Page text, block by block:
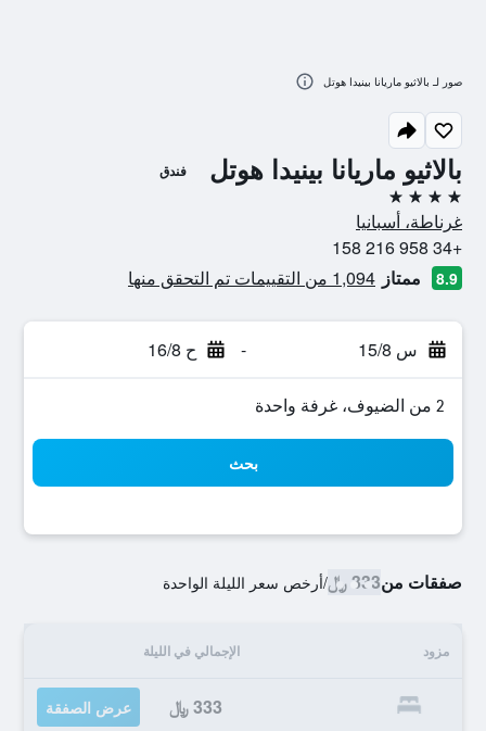
بالاثيو ماريانا بينيدا هوتل فندق
4 نجوم
غرناطة، أسبانيا
+34 958 216 158
8.9 ممتاز 1,094 من التقييمات تم التحقق منها
س 15/8 - ح 16/8
2 من الضيوف، غرفة واحدة
بحث
صفقات من333 ﷼ /أرخص سعر الليلة الواحدة
مزود الإجمالي في الليلة
333 ﷼ عرض الصفقة
صور لـ بالاثيو ماريانا بينيدا هوتل